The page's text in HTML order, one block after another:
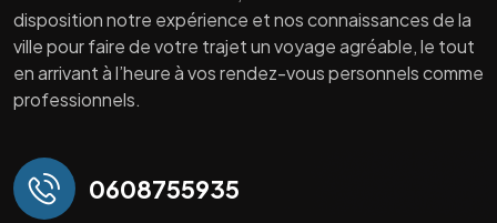
disposition notre expérience et nos connaissances de la
ville pour faire de votre trajet un voyage agréable, le tout
en arrivant à l’heure à vos rendez-vous personnels comme
professionnels.
0608755935